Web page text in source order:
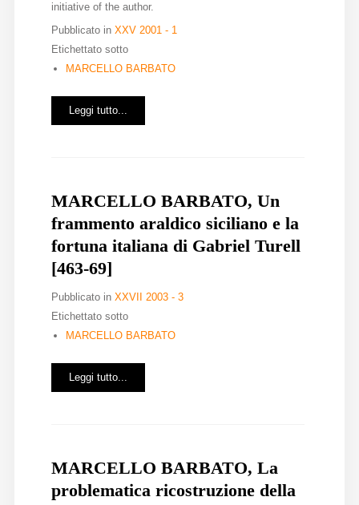
initiative of the author.
Pubblicato in XXV 2001 - 1
Etichettato sotto
MARCELLO BARBATO
Leggi tutto...
MARCELLO BARBATO, Un
frammento araldico siciliano e la
fortuna italiana di Gabriel Turell
[463-69]
Pubblicato in XXVII 2003 - 3
Etichettato sotto
MARCELLO BARBATO
Leggi tutto...
MARCELLO BARBATO, La
problematica ricostruzione della